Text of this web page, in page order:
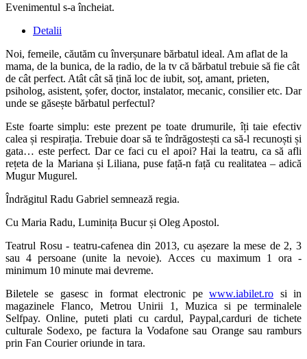
Evenimentul s-a încheiat.
Detalii
Noi, femeile, căutăm cu înverșunare bărbatul ideal. Am aflat de la
mama, de la bunica, de la radio, de la tv că bărbatul trebuie să fie cât
de cât perfect. Atât cât să țină loc de iubit, soț, amant, prieten,
psiholog, asistent, șofer, doctor, instalator, mecanic, consilier etc. Dar
unde se găsește bărbatul perfectul?
Este foarte simplu: este prezent pe toate drumurile, îți taie efectiv
calea și respirația. Trebuie doar să te îndrăgostești ca să-l recunoști și
gata… este perfect. Dar ce faci cu el apoi? Hai la teatru, ca să afli
rețeta de la Mariana și Liliana, puse față-n față cu realitatea – adică
Mugur Mugurel.
Îndrăgitul Radu Gabriel semnează regia.
Cu Maria Radu, Luminița Bucur și Oleg Apostol.
Teatrul Rosu - teatru-cafenea din 2013, cu așezare la mese de 2, 3
sau 4 persoane (unite la nevoie). Acces cu maximum 1 ora -
minimum 10 minute mai devreme.
Biletele se gasesc in format electronic pewww.iabilet.ro si in
magazinele Flanco, Metrou Unirii 1, Muzica si pe terminalele
Selfpay. Online, puteti plati cu cardul, Paypal,carduri de tichete
culturale Sodexo, pe factura la Vodafone sau Orange sau ramburs
prin Fan Courier oriunde in tara.